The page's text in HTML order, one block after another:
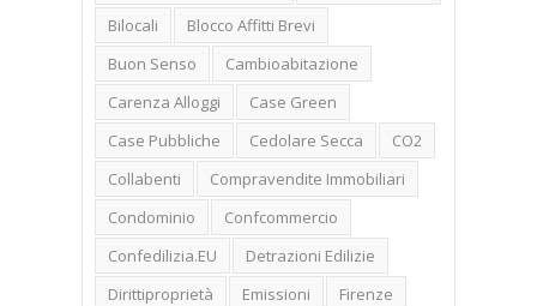
Bilocali
Blocco Affitti Brevi
Buon Senso
Cambioabitazione
Carenza Alloggi
Case Green
Case Pubbliche
Cedolare Secca
CO2
Collabenti
Compravendite Immobiliari
Condominio
Confcommercio
Confedilizia.EU
Detrazioni Edilizie
Dirittiproprietà
Emissioni
Firenze